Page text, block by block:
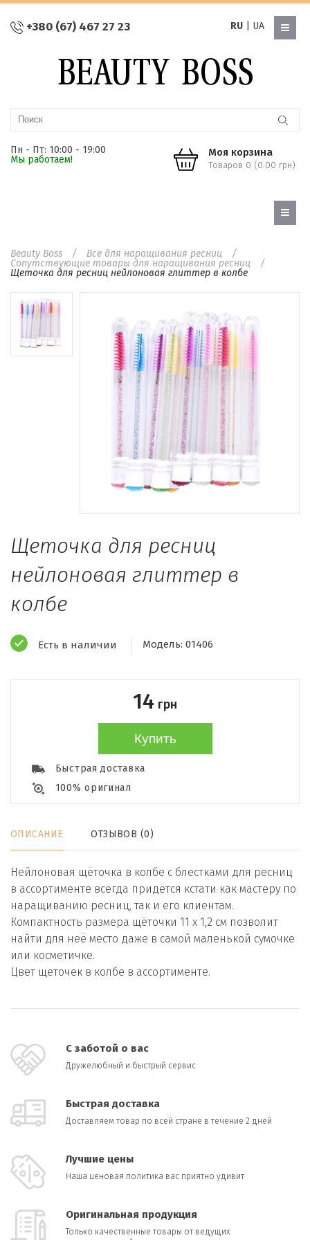
+380 (67) 467 27 23 RU| UA
Пн - Пт: 10:00 - 19:00
Мы работаем!
Моя корзина
Товаров 0 (0.00 грн)
Beauty Boss
Все для наращивания ресниц
Сопутствующие товары для наращивания ресниц
Щеточка для ресниц нейлоновая глиттер в колбе
Щеточка для ресниц
нейлоновая глиттер в
колбе
Есть в наличии Модель: 01406
14 грн
Купить
Быстрая доставка
100% оригинал
ОПИСАНИЕ ОТЗЫВОВ (0)
Нейлоновая щёточка в колбе с блестками для ресниц
в ассортименте всегда придётся кстати как мастеру по
наращиванию ресниц, так и его клиентам.
Компактность размера щёточки 11 х 1,2 см позволит
найти для неё место даже в самой маленькой сумочке
или косметичке.
Цвет щеточек в колбе в ассортименте.
С заботой о вас
Дружелюбный и быстрый сервис
Быстрая доставка
Доставляем товар по всей стране в течение 2 дней
Лучшие цены
Наша ценовая политика вас приятно удивит
Оригинальная продукция
Только качественные товары от ведущих